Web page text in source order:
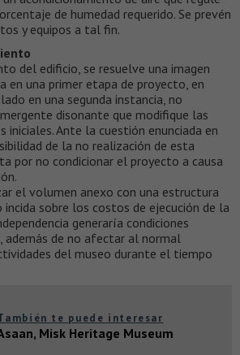
de humedad requerido. Se prevén
y equipos a tal fin.
del edificio, se resuelve una imagen
en una primer etapa de proyecto, en
en una segunda instancia, no
disonante que modifique las
iniciales. Ante la cuestión enunciada en
de la no realización de esta
por no condicionar el proyecto a causa
el volumen anexo con una estructura
incida sobre los costos de ejecución de la
generaría condiciones
además de no afectar al normal
del museo durante el tiempo
te puede interesar
Misk Heritage Museum